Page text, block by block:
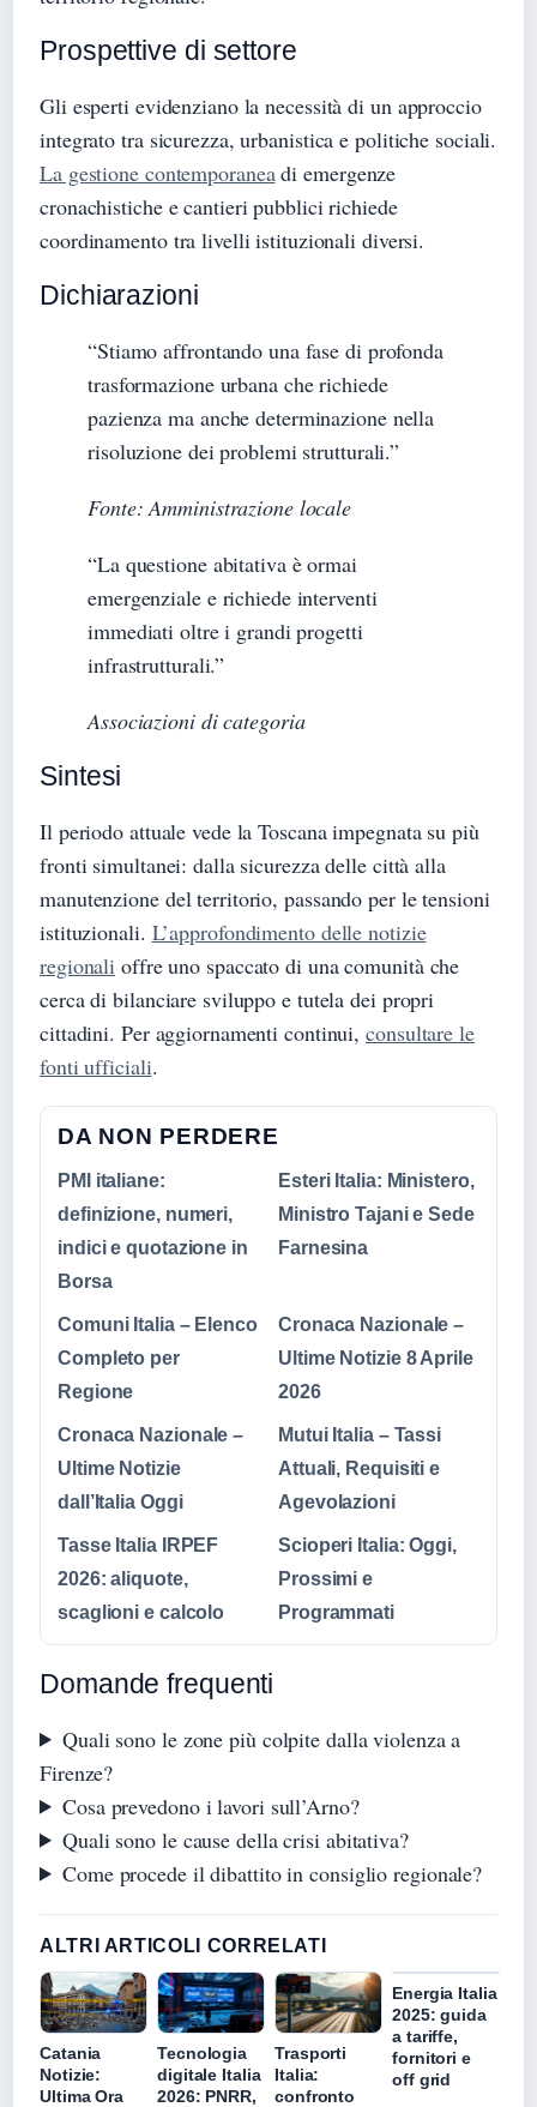
Prospettive di settore
Gli esperti evidenziano la necessità di un approccio
integrato tra sicurezza, urbanistica e politiche sociali.
La gestione contemporaneadi emergenze
cronachistiche e cantieri pubblici richiede
coordinamento tra livelli istituzionali diversi.
Dichiarazioni
“Stiamo affrontando una fase di profonda
trasformazione urbana che richiede
pazienza ma anche determinazione nella
risoluzione dei problemi strutturali.”
Fonte: Amministrazione locale
“La questione abitativa è ormai
emergenziale e richiede interventi
immediati oltre i grandi progetti
infrastrutturali.”
Associazioni di categoria
Sintesi
Il periodo attuale vede la Toscana impegnata su più
fronti simultanei: dalla sicurezza delle città alla
manutenzione del territorio, passando per le tensioni
istituzionali. L’approfondimento delle notizie
regionali offre uno spaccato di una comunità che
cerca di bilanciare sviluppo e tutela dei propri
cittadini. Per aggiornamenti continui,consultare le
fonti ufficiali.
DA NON PERDERE
PMI italiane:
definizione, numeri,
indici e quotazione in
Borsa
Esteri Italia: Ministero,
Ministro Tajani e Sede
Farnesina
Comuni Italia – Elenco
Completo per
Regione
Cronaca Nazionale –
Ultime Notizie 8 Aprile
2026
Cronaca Nazionale –
Ultime Notizie
dall’Italia Oggi
Mutui Italia – Tassi
Attuali, Requisiti e
Agevolazioni
Tasse Italia IRPEF
2026: aliquote,
scaglioni e calcolo
Scioperi Italia: Oggi,
Prossimi e
Programmati
Domande frequenti
Quali sono le zone più colpite dalla violenza a
Firenze?
Cosa prevedono i lavori sull’Arno?
Quali sono le cause della crisi abitativa?
Come procede il dibattito in consiglio regionale?
ALTRI ARTICOLI CORRELATI
Catania
Notizie:
Ultima Ora
Tecnologia
digitale Italia
2026: PNRR,
Trasporti
Italia:
confronto
Energia Italia
2025: guida
a tariffe,
fornitori e
off grid